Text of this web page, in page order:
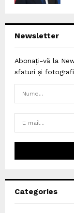
Newsletter
Abonați-vă la
sfaturi și
Categories